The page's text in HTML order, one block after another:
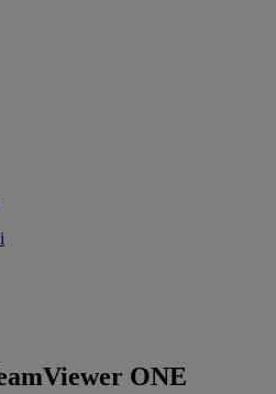
ONE